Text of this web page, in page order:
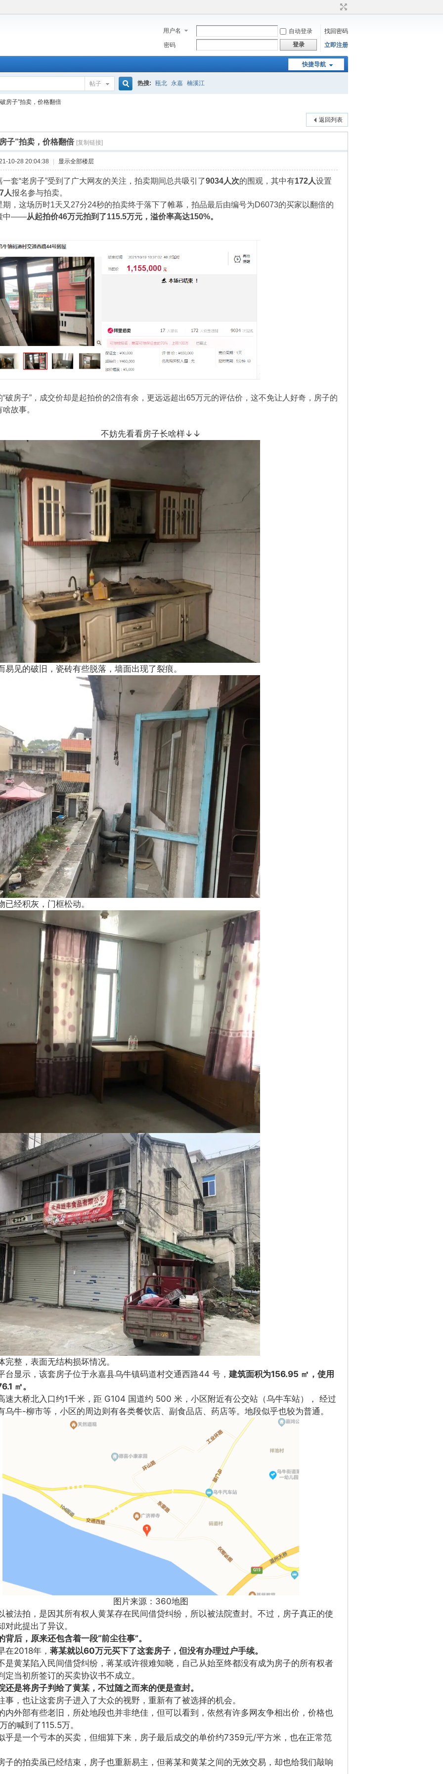
用户名 自动登录
找回密码
密码
登录 立即注册
快捷导航
帖子 热搜: 瓯北 永嘉 楠溪江
房子”拍卖，价格翻倍
返回列表
子”拍卖，价格翻倍 [复制链接]
10-28 20:04:38 显示全部楼层
一套“老房子”受到了广大网友的关注，拍卖期间总共吸引了9034人次的围观，其中有172人设置
人报名参与拍卖。
期，这场历时1天又27分24秒的拍卖终于落下了帷幕，拍品最后由编号为D6073的买家以翻倍的
中——从起拍价46万元拍到了115.5万元，溢价率高达150%。
“破房子”，成交价却是起拍价的2倍有余，更远远超出65万元的评估价，这不免让人好奇，房子的
故事。
不妨先看看房子长啥样↓↓
易见的破旧，瓷砖有些脱落，墙面出现了裂痕。
已经积灰，门框松动。
完整，表面无结构损坏情况。
台显示，该套房子位于永嘉县乌牛镇码道村交通西路44 号， 建筑面积为156.95 ㎡，使用
㎡。
速大桥北入口约1千米，距 G104 国道约 500 米，小区附近有公交站（乌牛车站）， 经过
乌牛-柳市等，小区的周边则有各类餐饮店、副食品店、药店等。地段似乎也较为普通。
图片来源：360地图
被法拍，是因其所有权人黄某存在民间借贷纠纷，所以被法院查封。不过，房子真正的使
对此提出了异议。
背后，原来还包含着一段“前尘往事”。
在2018年， 蒋某就以60万元买下了这套房子，但没有办理过户手续。
是黄某陷入民间借贷纠纷，蒋某或许很难知晓，自己从始至终都没有成为房子的所有权者
当初所签订的买卖协议书不成立。
还是将房子判给了黄某，不过随之而来的便是查封。
事，也让这套房子进入了大众的视野，重新有了被选择的机会。
内外部有些老旧，所处地段也并非绝佳，但可以看到，依然有许多网友争相出价，价格也
的喊到了115.5万。
乎是一个亏本的买卖，但细算下来，房子最后成交的单价约7359元/平方米，也在正常范
子的拍卖虽已经结束，房子也重新易主，但蒋某和黄某之间的无效交易，却也给我们敲响